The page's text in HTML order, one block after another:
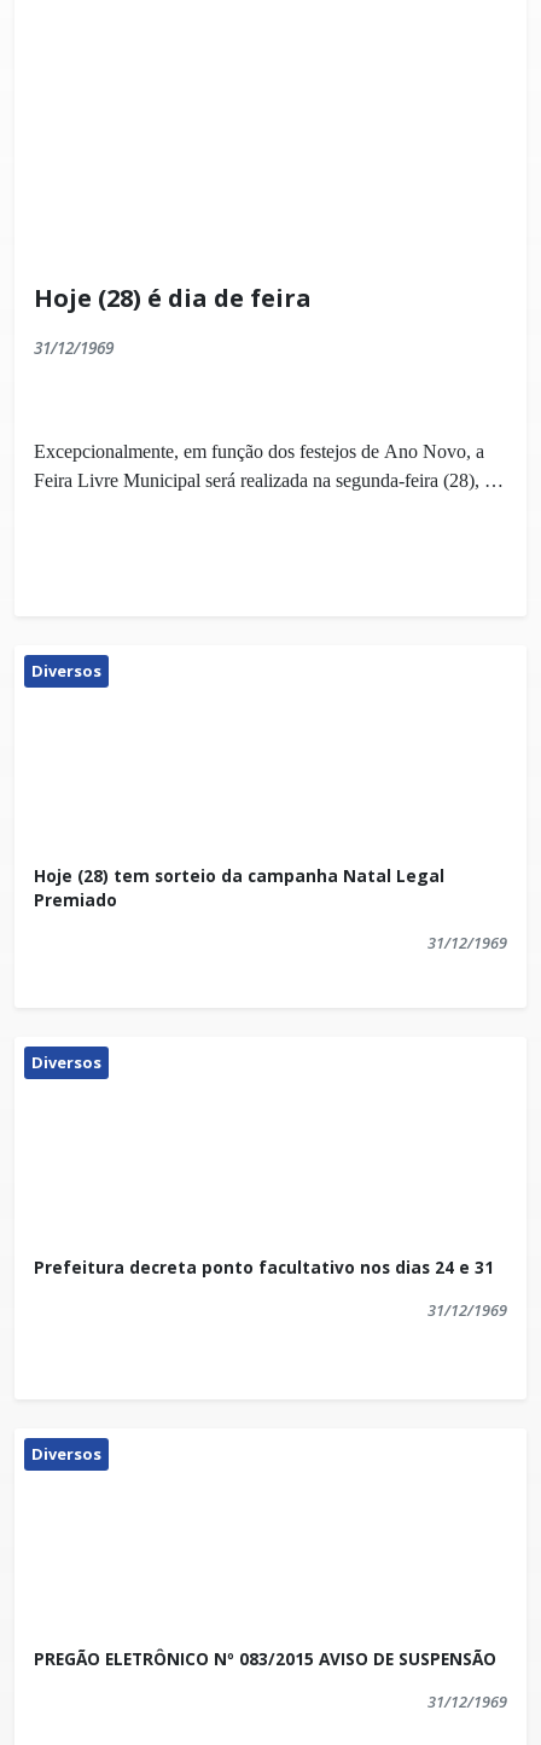
Hoje (28) é dia de feira
31/12/1969
Excepcionalmente, em função dos festejos de Ano Novo, a
Feira Livre Municipal será realizada na segunda-feira (28), a
qualidade.
Diversos
Hoje (28) tem sorteio da campanha Natal Legal
Premiado
31/12/1969
Diversos
Prefeitura decreta ponto facultativo nos dias 24 e 31
31/12/1969
Diversos
PREGÃO ELETRÔNICO Nº 083/2015 AVISO DE SUSPENSÃO
31/12/1969